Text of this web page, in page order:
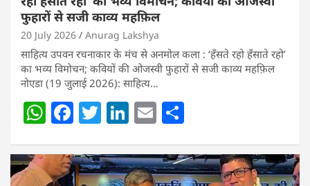
फुहारों से सजी काव्य महफ़िल
20 July 2026 Anurag Lakshya
साहित्य उपवन रचनाकार के मंच से अनमोल कला : ‘हॅंसते रहो हॅंसाते रहो’
का भव्य विमोचन; कवियों की ओजस्वी फुहारों से सजी काव्य महफ़िल
नोएडा (19 जुलाई 2026): साहित्य…
W
at
s
F
c
e
T
itt
er
Li
k
e
E
ai
l
ar
e